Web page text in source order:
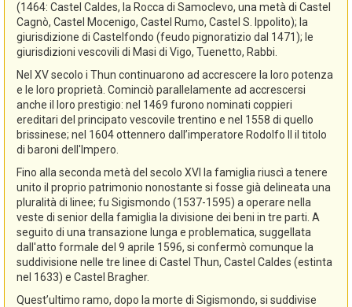
(1464: Castel Caldes, la Rocca di Samoclevo, una metà di Castel
Cagnò, Castel Mocenigo, Castel Rumo, Castel S. Ippolito); la
giurisdizione di Castelfondo (feudo pignoratizio dal 1471); le
giurisdizioni vescovili di Masi di Vigo, Tuenetto, Rabbi.
Nel XV secolo i Thun continuarono ad accrescere la loro potenza
e le loro proprietà. Cominciò parallelamente ad accrescersi
anche il loro prestigio: nel 1469 furono nominati coppieri
ereditari del principato vescovile trentino e nel 1558 di quello
brissinese; nel 1604 ottennero dall’imperatore Rodolfo II il titolo
di baroni dell'Impero.
Fino alla seconda metà del secolo XVI la famiglia riuscì a tenere
unito il proprio patrimonio nonostante si fosse già delineata una
pluralità di linee; fu Sigismondo (1537-1595) a operare nella
veste di senior della famiglia la divisione dei beni in tre parti. A
seguito di una transazione lunga e problematica, suggellata
dall'atto formale del 9 aprile 1596, si confermò comunque la
suddivisione nelle tre linee di Castel Thun, Castel Caldes (estinta
nel 1633) e Castel Bragher.
Quest’ultimo ramo, dopo la morte di Sigismondo, si suddivise